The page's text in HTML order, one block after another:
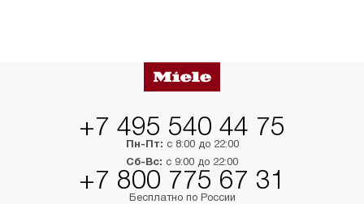
+7 495 540 44 75
Пн-Пт: с 8:00 до 22:00
Сб-Вс: с 9:00 до 22:00
+7 800 775 67 31
Бесплатно по России